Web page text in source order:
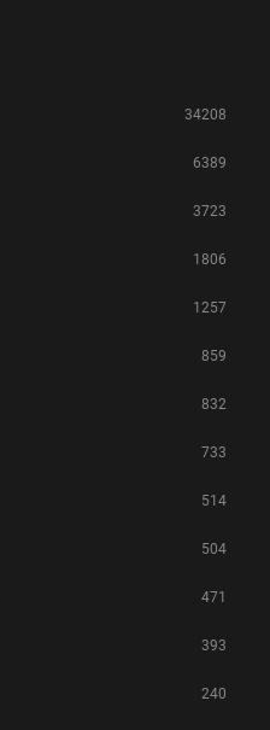
34208
6389
3723
1806
1257
859
832
733
514
504
471
393
240